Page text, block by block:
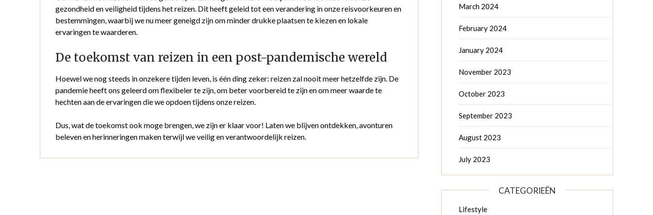
gezondheid en veiligheid tijdens het reizen. Dit heeft geleid tot een verandering in onze reisvoorkeuren en
bestemmingen, waarbij we nu meer geneigd zijn om minder drukke plaatsen te kiezen en lokale
ervaringen te waarderen.
De toekomst van reizen in een post-pandemische wereld
Hoewel we nog steeds in onzekere tijden leven, is één ding zeker: reizen zal nooit meer hetzelfde zijn. De
pandemie heeft ons geleerd om flexibeler te zijn, om beter voorbereid te zijn en om meer waarde te
hechten aan de ervaringen die we opdoen tijdens onze reizen.
Dus, wat de toekomst ook moge brengen, we zijn er klaar voor! Laten we blijven ontdekken, avonturen
beleven en herinneringen maken terwijl we veilig en verantwoordelijk reizen.
March 2024
February 2024
January 2024
November 2023
October 2023
September 2023
August 2023
July 2023
CATEGORIEËN
Lifestyle